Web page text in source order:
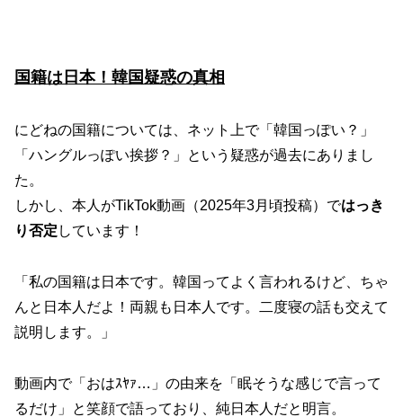
国籍は日本！韓国疑惑の真相
にどねの国籍については、ネット上で「韓国っぽい？」
「ハングルっぽい挨拶？」という疑惑が過去にありまし
た。
しかし、本人がTikTok動画（2025年3月頃投稿）ではっき
り否定 しています！
「私の国籍は日本です。韓国ってよく言われるけど、ちゃ
んと日本人だよ！両親も日本人です。二度寝の話も交えて
説明します。」
動画内で「おはｽﾔｧ…」の由来を「眠そうな感じで言って
るだけ」と笑顔で語っており、純日本人だと明言。